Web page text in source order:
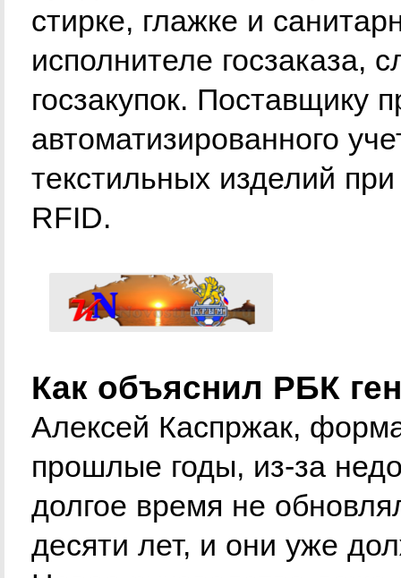
стирке, глажке и
исполнителе госзаказа,
госзакупок. Поставщику
автоматизированного
текстильных изделий
RFID.
Как объяснил РБК
Алексей Каспржак,
прошлые годы, из-за
долгое время не
десяти лет, и они уже